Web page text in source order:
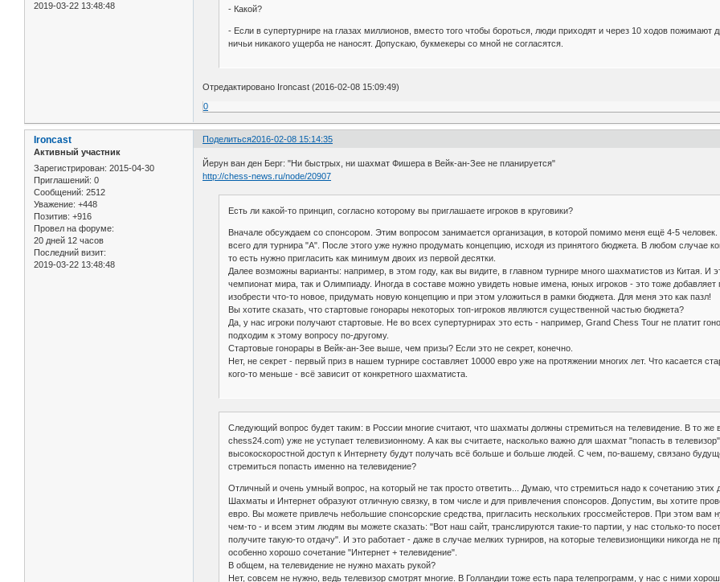
2019-03-22 13:48:48
- Какой?
- Если в супертурнире на глазах миллионов, вместо того чтобы бороться, люди приходят и через 10 ходов пожимают
ничьи никакого ущерба не наносят. Допускаю, букмекеры со мной не согласятся.
Отредактировано Ironcast (2016-02-08 15:09:49)
0
Поделиться2016-02-08 15:14:35
Ironcast
Активный участник
Зарегистрирован: 2015-04-30
Приглашений: 0
Сообщений: 2512
Уважение: +448
Позитив: +916
Провел на форуме:
20 дней 12 часов
Последний визит:
2019-03-22 13:48:48
Йерун ван ден Берг: "Ни быстрых, ни шахмат Фишера в Вейк-ан-Зее не планируется"
http://chess-news.ru/node/20907
Есть ли какой-то принцип, согласно которому вы приглашаете игроков в круговики?
Вначале обсуждаем со спонсором. Этим вопросом занимается организация, в которой помимо меня ещё 4-5
всего для турнира "А". После этого уже нужно продумать концепцию, исходя из принятого бюджета. В любом случае
то есть нужно пригласить как минимум двоих из первой десятки.
Далее возможны варианты: например, в этом году, как вы видите, в главном турнире много шахматистов из Китая. И
чемпионат мира, так и Олимпиаду. Иногда в составе можно увидеть новые имена, юных игроков - это тоже
изобрести что-то новое, придумать новую концепцию и при этом уложиться в рамки бюджета. Для меня это как пазл!
Вы хотите сказать, что стартовые гонорары некоторых топ-игроков являются существенной частью бюджета?
Да, у нас игроки получают стартовые. Не во всех супертурнирах это есть - например, Grand Chess Tour не платит
подходим к этому вопросу по-другому.
Стартовые гонорары в Вейк-ан-Зее выше, чем призы? Если это не секрет, конечно.
Нет, не секрет - первый приз в нашем турнире составляет 10000 евро уже на протяжении многих лет. Что касается
кого-то меньше - всё зависит от конкретного шахматиста.
Следующий вопрос будет таким: в России многие считают, что шахматы должны стремиться на телевидение. В то
chess24.com) уже не уступает телевизионному. А как вы считаете, насколько важно для шахмат "попасть в
высокоскоростной доступ к Интернету будут получать всё больше и больше людей. С чем, по-вашему, связано
стремиться попасть именно на телевидение?
Отличный и очень умный вопрос, на который не так просто ответить... Думаю, что стремиться надо к сочетанию этих
Шахматы и Интернет образуют отличную связку, в том числе и для привлечения спонсоров. Допустим, вы хотите
евро. Вы можете привлечь небольшие спонсорские средства, пригласить нескольких гроссмейстеров. При этом
чем-то - и всем этим людям вы можете сказать: "Вот наш сайт, транслируются такие-то партии, у нас столько-то
получите такую-то отдачу". И это работает - даже в случае мелких турниров, на которые телевизионщики никогда
особенно хорошо сочетание "Интернет + телевидение".
В общем, на телевидение не нужно махать рукой?
Нет, совсем не нужно, ведь телевизор смотрят многие. В Голландии тоже есть пара телепрограмм, у нас с ними